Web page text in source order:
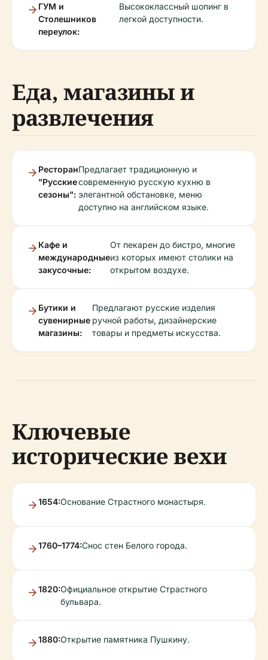
ГУМ и
Столешников
переулок:
Высококлассный шопинг в
легкой доступности.
Еда, магазины и
развлечения
Ресторан
"Русские
сезоны":
Предлагает традиционную и
современную русскую кухню в
элегантной обстановке, меню
доступно на английском языке.
Кафе и
международные
закусочные:
От пекарен до бистро, многие
из которых имеют столики на
открытом воздухе.
Бутики и
сувенирные
магазины:
Предлагают русские изделия
ручной работы, дизайнерские
товары и предметы искусства.
Ключевые
исторические вехи
1654:Основание Страстного монастыря.
1760–1774:Снос стен Белого города.
1820:Официальное открытие Страстного
бульвара.
1880:Открытие памятника Пушкину.